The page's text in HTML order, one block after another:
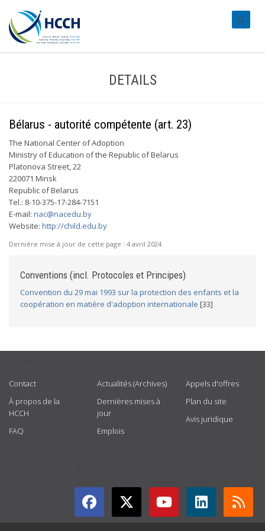
DETAILS
Bélarus - autorité compétente (art. 23)
The National Center of Adoption
Ministry of Education of the Republic of Belarus
Platonova Street, 22
220071 Minsk
Republic of Belarus
Tel.: 8-10-375-17-284-7151
E-mail: nac@nacedu.by
Website: http://child.edu.by
Dernière mise à jour de cette page : 4 avril 2024
Conventions (incl. Protocoles et Principes)
Convention du 29 mai 1993 sur la protection des enfants et la
coopération en matière d'adoption internationale [33]
Contact
À propos de la
HCCH
FAQ
Actualités (Archives)
Dernières mises à
jour
Emplois
Appels d'offres
Plan du site
Avis juridique